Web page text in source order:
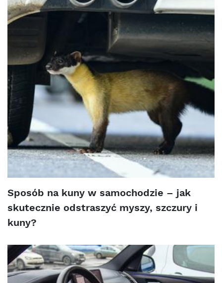
Sposób na kuny w samochodzie – jak
skutecznie odstraszyć myszy, szczury i
kuny?